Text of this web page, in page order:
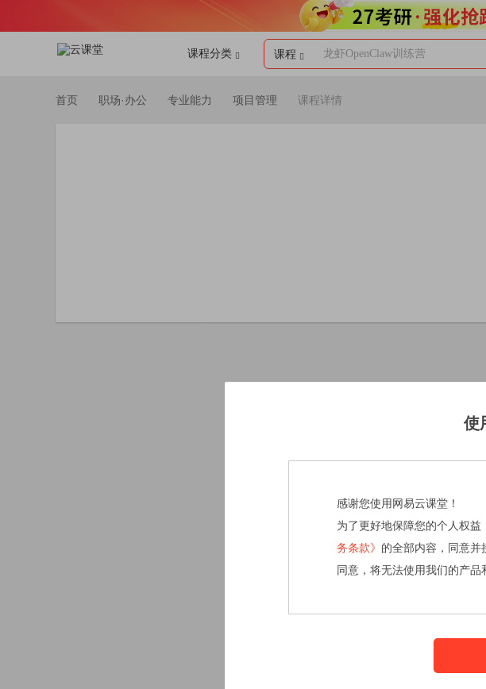
课程分类 课程 龙虾OpenClaw训练营
首页 职场·办公 专业能力 项目管理 课程详情
使
感谢您使用网易云课堂！
为了更好地保障您的个人权益
务条款》 的全部内容，同意并
同意，将无法使用我们的产品